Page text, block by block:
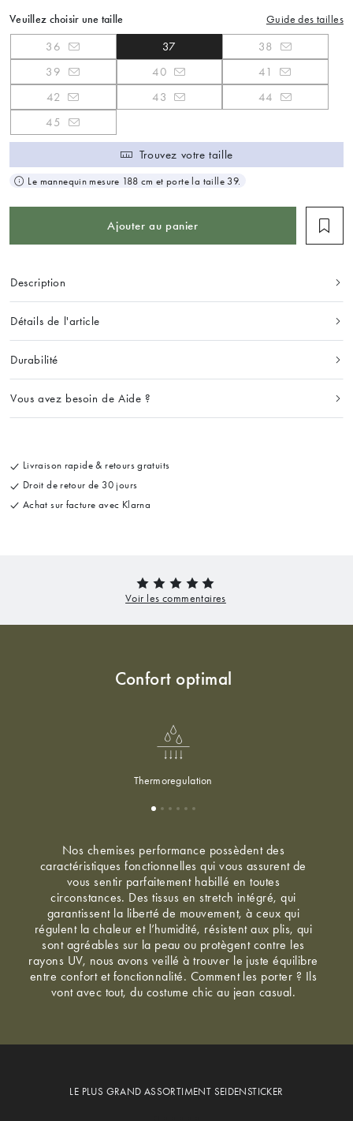
Veuillez choisir une taille Guide des tailles
36 37
38
39
40
41
42
43
44
45
Trouvez votre taille
Le mannequin mesure 188 cm et porte la taille 39.
Ajouter au panier
Description
Détails de l'article
Durabilité
Vous avez besoin de Aide ?
Livraison rapide & retours gratuits
Droit de retour de 30 jours
Achat sur facture avec Klarna
Confort optimal
Thermoregulation
Nos chemises performance possèdent des
caractéristiques fonctionnelles qui vous assurent de
vous sentir parfaitement habillé en toutes
circonstances. Des tissus en stretch intégré, qui
garantissent la liberté de mouvement, à ceux qui
régulent la chaleur et l’humidité, résistent aux plis, qui
sont agréables sur la peau ou protègent contre les
rayons UV, nous avons veillé à trouver le juste équilibre
entre confort et fonctionnalité. Comment les porter ? Ils
vont avec tout, du costume chic au jean casual.
LE PLUS GRAND ASSORTIMENT SEIDENSTICKER